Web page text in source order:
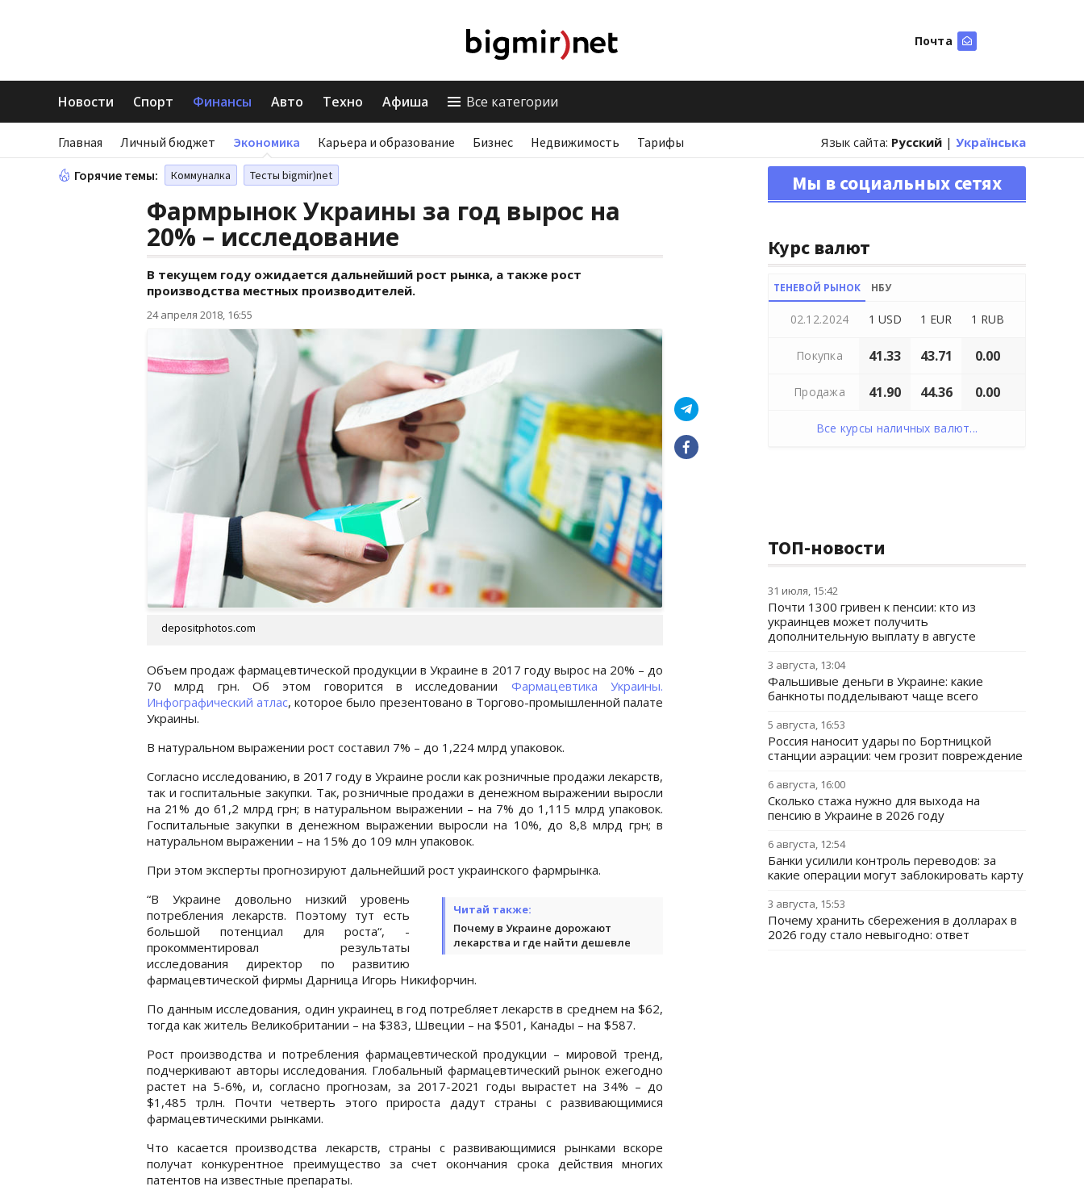
Почта
Новости Спорт Финансы Авто Техно Афиша Все категории
Главная Личный бюджет Экономика Карьера и образование Бизнес Недвижимость Тарифы Язык сайта: Русский | Українська
Горячие темы: Коммуналка Тесты bigmir)net
Фармрынок Украины за год вырос на
20% – исследование
В текущем году ожидается дальнейший рост рынка, а также рост
производства местных производителей.
24 апреля 2018, 16:55
depositphotos.com
Объем продаж фармацевтической продукции в Украине в 2017 году вырос на 20% – до
70 млрд грн. Об этом говорится в исследовании Фармацевтика Украины.
Инфографический атлас, которое было презентовано в Торгово-промышленной палате
Украины.
В натуральном выражении рост составил 7% – до 1,224 млрд упаковок.
Согласно исследованию, в 2017 году в Украине росли как розничные продажи лекарств,
так и госпитальные закупки. Так, розничные продажи в денежном выражении выросли
на 21% до 61,2 млрд грн; в натуральном выражении – на 7% до 1,115 млрд упаковок.
Госпитальные закупки в денежном выражении выросли на 10%, до 8,8 млрд грн; в
натуральном выражении – на 15% до 109 млн упаковок.
При этом эксперты прогнозируют дальнейший рост украинского фармрынка.
Читай также:
Почему в Украине дорожают
лекарства и где найти дешевле
“В Украине довольно низкий уровень
потребления лекарств. Поэтому тут есть
большой потенциал для роста“, -
прокомментировал результаты
исследования директор по развитию
фармацевтической фирмы Дарница Игорь Никифорчин.
По данным исследования, один украинец в год потребляет лекарств в среднем на $62,
тогда как житель Великобритании – на $383, Швеции – на $501, Канады – на $587.
Рост производства и потребления фармацевтической продукции – мировой тренд,
подчеркивают авторы исследования. Глобальный фармацевтический рынок ежегодно
растет на 5-6%, и, согласно прогнозам, за 2017-2021 годы вырастет на 34% – до
$1,485 трлн. Почти четверть этого прироста дадут страны с развивающимися
фармацевтическими рынками.
Что касается производства лекарств, страны с развивающимися рынками вскоре
получат конкурентное преимущество за счет окончания срока действия многих
патентов на известные препараты.
Мы в социальных сетях
Курс валют
ТЕНЕВОЙ РЫНОК НБУ
02.12.2024 1 USD 1 EUR 1 RUB
Покупка 41.33 43.71 0.00
Продажа 41.90 44.36 0.00
Все курсы наличных валют...
ТОП-новости
31 июля, 15:42
Почти 1300 гривен к пенсии: кто из
украинцев может получить
дополнительную выплату в августе
3 августа, 13:04
Фальшивые деньги в Украине: какие
банкноты подделывают чаще всего
5 августа, 16:53
Россия наносит удары по Бортницкой
станции аэрации: чем грозит повреждение
6 августа, 16:00
Сколько стажа нужно для выхода на
пенсию в Украине в 2026 году
6 августа, 12:54
Банки усилили контроль переводов: за
какие операции могут заблокировать карту
3 августа, 15:53
Почему хранить сбережения в долларах в
2026 году стало невыгодно: ответ